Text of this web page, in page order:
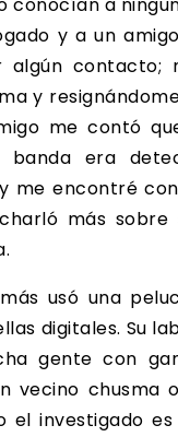
conocían a
y a un
contacto;
y
me contó
era
me encontré
más sobre
usó una
digitales. Su
gente con
vecino chusma
el investigado